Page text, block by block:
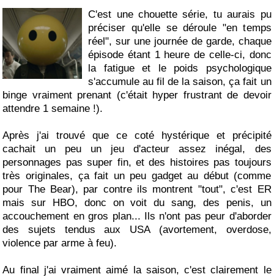
C'est une chouette série, tu aurais pu
préciser qu'elle se déroule "en temps
réel", sur une journée de garde, chaque
épisode étant 1 heure de celle-ci, donc
la fatigue et le poids psychologique
s'accumule au fil de la saison, ça fait un
binge vraiment prenant (c'était hyper frustrant de devoir
attendre 1 semaine !).
Après j'ai trouvé que ce coté hystérique et précipité
cachait un peu un jeu d'acteur assez inégal, des
personnages pas super fin, et des histoires pas toujours
très originales, ça fait un peu gadget au début (comme
pour The Bear), par contre ils montrent "tout", c'est ER
mais sur HBO, donc on voit du sang, des penis, un
accouchement en gros plan... Ils n'ont pas peur d'aborder
des sujets tendus aux USA (avortement, overdose,
violence par arme à feu).
Au final j'ai vraiment aimé la saison, c'est clairement le